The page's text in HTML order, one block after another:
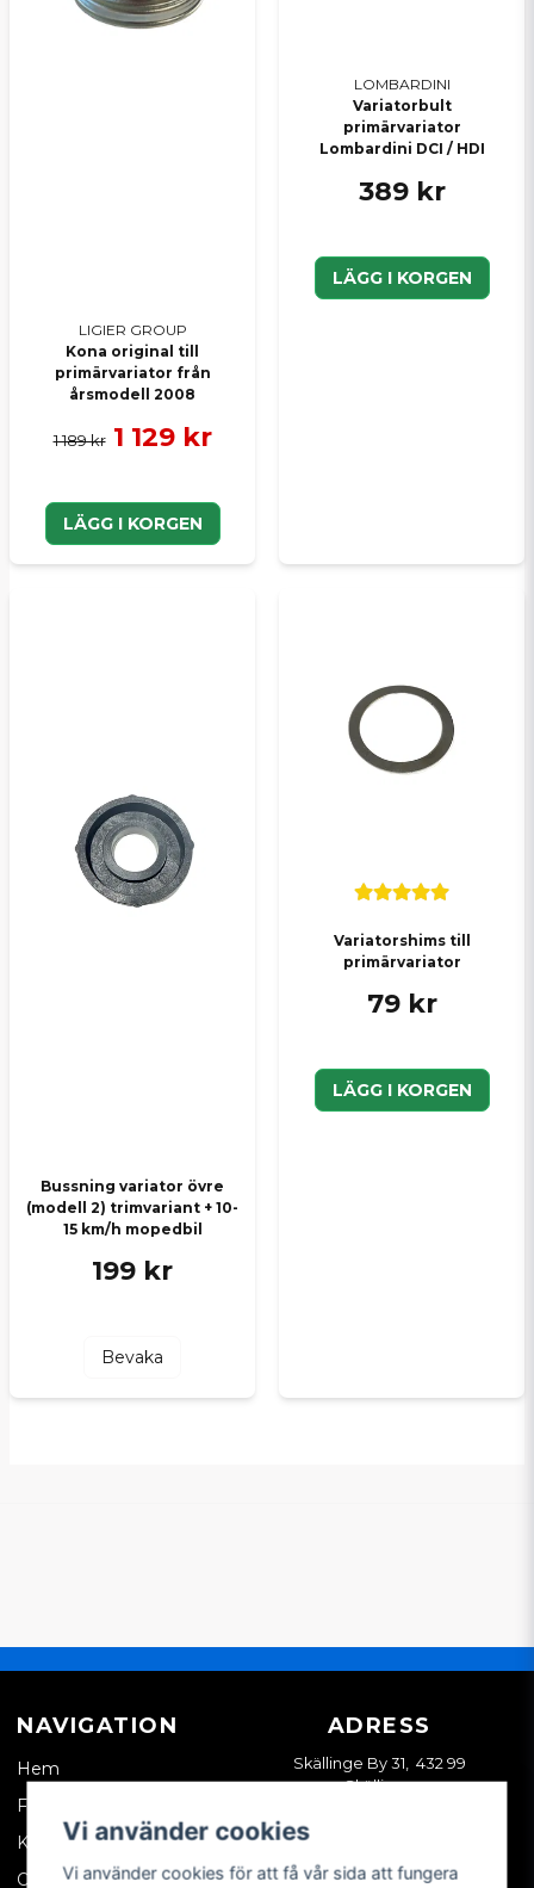
LIGIER GROUP
Kona original till
primärvariator från
årsmodell 2008
1 189 kr 1 129 kr
LÄGG I KORGEN
LOMBARDINI
Variatorbult
primärvariator
Lombardini DCI / HDI
389 kr
LÄGG I KORGEN
Bussning variator övre
(modell 2) trimvariant + 10-
15 km/h mopedbil
199 kr
Bevaka
Variatorshims till
primärvariator
79 kr
LÄGG I KORGEN
NAVIGATION
Hem
Företagskund
Kontakta oss
Om oss
ADRESS
Skällinge By 31, 432 99
Skällinge
Vi använder cookies
Vi använder cookies för att få vår sida att fungera